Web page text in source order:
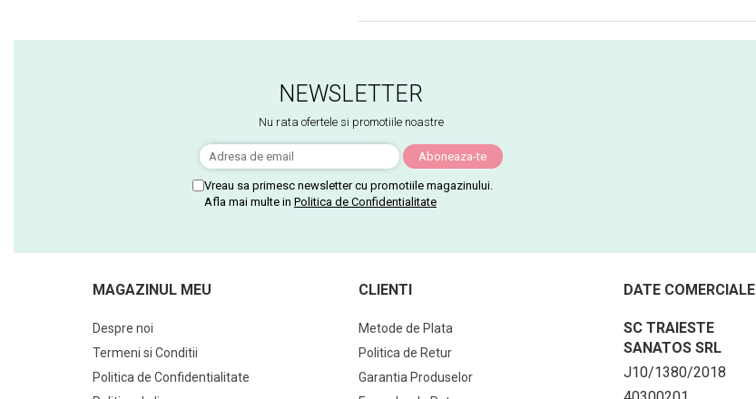
NEWSLETTER
Nu rata ofertele si promotiile noastre
Vreau sa primesc newsletter cu promotiile magazinului.
Afla mai multe in Politica de Confidentialitate
MAGAZINUL MEU
Despre noi
Termeni si Conditii
Politica de Confidentialitate
CLIENTI
Metode de Plata
Politica de Retur
Garantia Produselor
DATE COMERCIALE
SC TRAIESTE
SANATOS SRL
J10/1380/2018